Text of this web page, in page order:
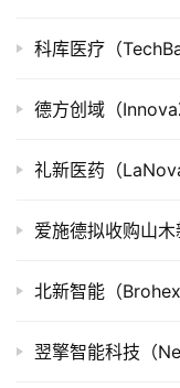
创
投
据
创
学
科库医疗（
德方创域（
礼新医药（
爱施德拟收购山
北新智能（
翌擎智能科技（